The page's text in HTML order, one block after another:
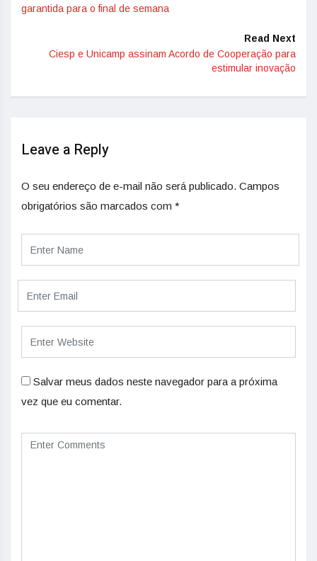
garantida para o final de semana
Read Next
Ciesp e Unicamp assinam Acordo de Cooperação para
estimular inovação
Leave a Reply
O seu endereço de e-mail não será publicado. Campos
obrigatórios são marcados com *
Salvar meus dados neste navegador para a próxima
vez que eu comentar.